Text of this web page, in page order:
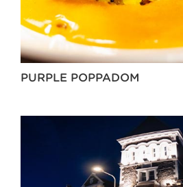
PURPLE POPPADOM